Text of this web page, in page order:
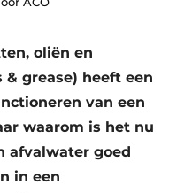
oliën en
& grease) heeft een
van een
waarom is het nu
afvalwater goed
in een